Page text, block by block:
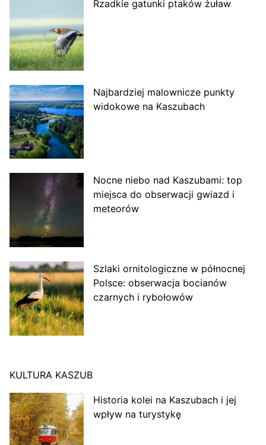
Rzadkie gatunki ptaków żuław
Najbardziej malownicze punkty
widokowe na Kaszubach
Nocne niebo nad Kaszubami: top
miejsca do obserwacji gwiazd i
meteorów
Szlaki ornitologiczne w północnej
Polsce: obserwacja bocianów
czarnych i rybołowów
KULTURA KASZUB
Historia kolei na Kaszubach i jej
wpływ na turystykę